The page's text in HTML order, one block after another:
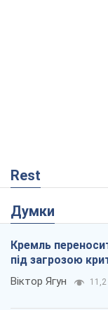
Rest
Думки
Кремль
під загрозою
Віктор Ягун 11,2